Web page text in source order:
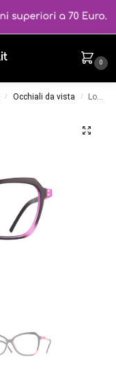
0
/ Occhiali da vista / Lookkino 03890.48 colore W1